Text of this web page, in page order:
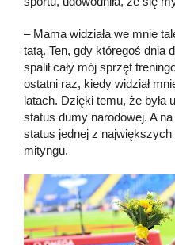
– Mama widziała we mnie
tatą. Ten, gdy któregoś dnia
spalił cały mój sprzęt
ostatni raz, kiedy widział
latach. Dzięki temu, że była
status dumy narodowej. A
status jednej z
mityngu.